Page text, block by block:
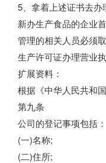
5、拿着上述证书去
新办生产食品的企业
管理的相关人员必须
生产许可证办理营业
扩展资料：
根据《中华人民共和
第九条
公司的登记事项包括：
(一)名称;
(二)住所;